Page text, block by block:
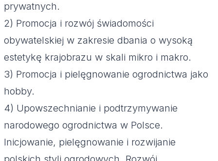
prywatnych.
2) Promocja i rozwój świadomości
obywatelskiej w zakresie dbania o wysoką
estetykę krajobrazu w skali mikro i makro.
3) Promocja i pielęgnowanie ogrodnictwa jako
hobby.
4) Upowszechnianie i podtrzymywanie
narodowego ogrodnictwa w Polsce.
Inicjowanie, pielęgnowanie i rozwijanie